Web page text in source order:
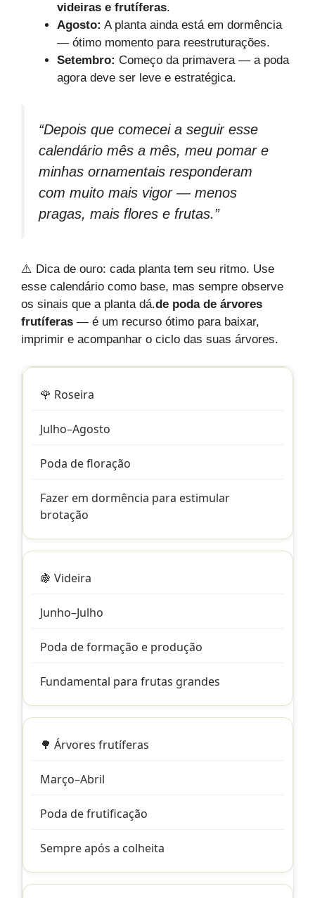
videiras e frutíferas.
Agosto: A planta ainda está em dormência
— ótimo momento para reestruturações.
Setembro: Começo da primavera — a poda
agora deve ser leve e estratégica.
“Depois que comecei a seguir esse
calendário mês a mês, meu pomar e
minhas ornamentais responderam
com muito mais vigor — menos
pragas, mais flores e frutas.”
⚠️ Dica de ouro: cada planta tem seu ritmo. Use
esse calendário como base, mas sempre observe
os sinais que a planta dá.de poda de árvores
frutíferas — é um recurso ótimo para baixar,
imprimir e acompanhar o ciclo das suas árvores.
🌹 Roseira
Julho–Agosto
Poda de floração
Fazer em dormência para estimular
brotação
🍇 Videira
Junho–Julho
Poda de formação e produção
Fundamental para frutas grandes
🌳 Árvores frutíferas
Março–Abril
Poda de frutificação
Sempre após a colheita